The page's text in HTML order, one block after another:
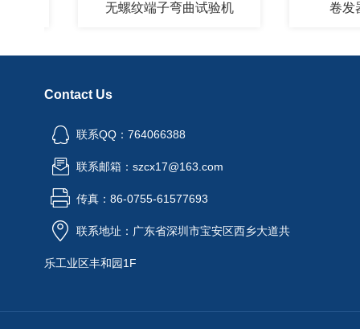
无螺纹端子弯曲试验机 卷发器
Contact Us
联系QQ：764066388
联系邮箱：szcx17@163.com
传真：86-0755-61577693
联系地址：广东省深圳市宝安区西乡大道共
乐工业区丰和园1F